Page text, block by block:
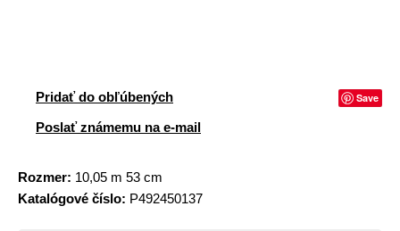
Pridať do obľúbených Save
Poslať známemu na e-mail
Rozmer: 10,05 m 53 cm
Katalógové číslo: P492450137